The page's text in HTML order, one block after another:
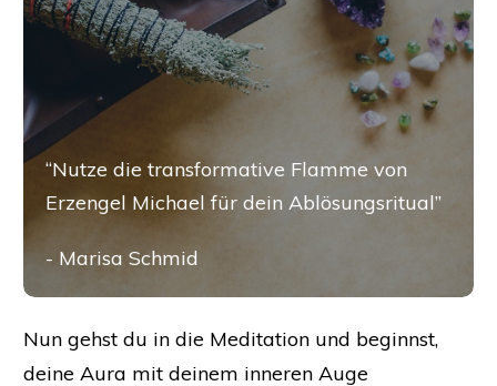
“​Nutze die transformative Flamme von
Erzengel Michael für dein Ablösungsritual”
- Marisa Schmid
Nun gehst du in die Meditation und beginnst,
deine Aura mit deinem inneren Auge